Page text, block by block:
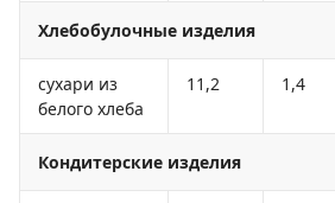
Хлебобулочные изделия
сухари из
белого хлеба
11,2 1,4
Кондитерские изделия